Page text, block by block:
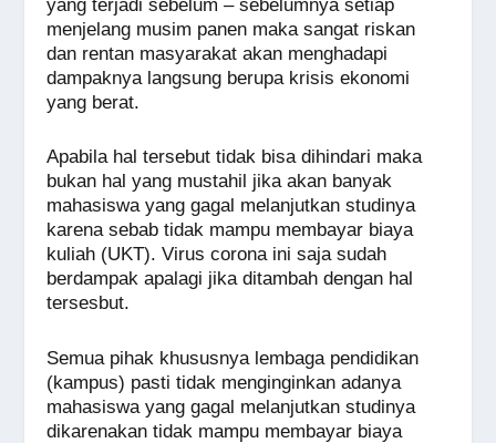
yang terjadi sebelum – sebelumnya setiap
menjelang musim panen maka sangat riskan
dan rentan masyarakat akan menghadapi
dampaknya langsung berupa krisis ekonomi
yang berat.
Apabila hal tersebut tidak bisa dihindari maka
bukan hal yang mustahil jika akan banyak
mahasiswa yang gagal melanjutkan studinya
karena sebab tidak mampu membayar biaya
kuliah (UKT). Virus corona ini saja sudah
berdampak apalagi jika ditambah dengan hal
tersesbut.
Semua pihak khususnya lembaga pendidikan
(kampus) pasti tidak menginginkan adanya
mahasiswa yang gagal melanjutkan studinya
dikarenakan tidak mampu membayar biaya